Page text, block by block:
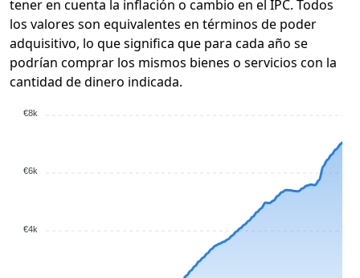
tener en cuenta la inflación o cambio en el IPC. Todos
los valores son equivalentes en términos de poder
adquisitivo, lo que significa que para cada año se
podrían comprar los mismos bienes o servicios con la
cantidad de dinero indicada.
€8k
€6k
€4k